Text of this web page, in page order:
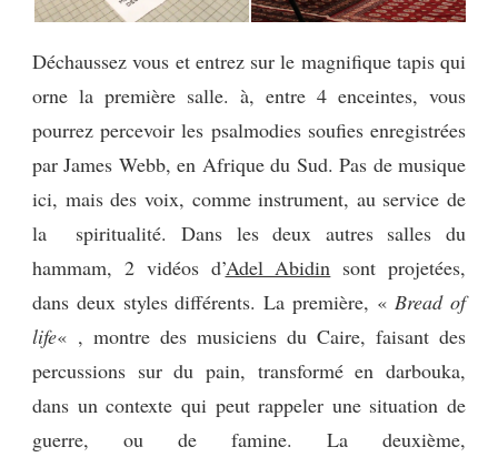
Déchaussez vous et entrez sur le magnifique tapis qui
orne la première salle. à, entre 4 enceintes, vous
pourrez percevoir les psalmodies soufies enregistrées
par James Webb, en Afrique du Sud. Pas de musique
ici, mais des voix, comme instrument, au service de
la spiritualité. Dans les deux autres salles du
hammam, 2 vidéos d’Adel Abidin sont projetées,
dans deux styles différents. La première, «Bread of
life« , montre des musiciens du Caire, faisant des
percussions sur du pain, transformé en darbouka,
dans un contexte qui peut rappeler une situation de
guerre, ou de famine. La deuxième,